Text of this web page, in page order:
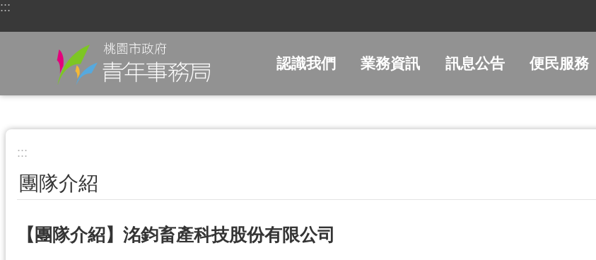
跳到主要內容區塊
:::
認識我們 業務資訊 訊息公告 便民服務
:::
團隊介紹
【團隊介紹】洺鈞畜產科技股份有限公司